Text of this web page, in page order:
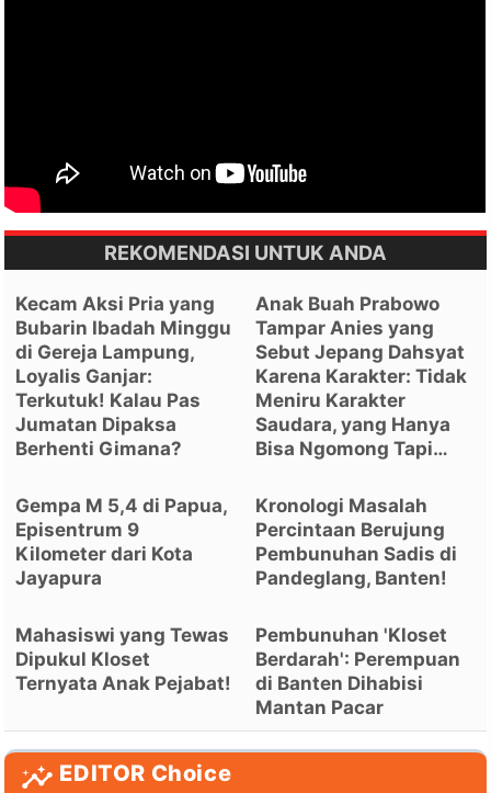
REKOMENDASI UNTUK ANDA
Kecam Aksi Pria yang
Bubarin Ibadah Minggu
di Gereja Lampung,
Loyalis Ganjar:
Terkutuk! Kalau Pas
Jumatan Dipaksa
Berhenti Gimana?
Anak Buah Prabowo
Tampar Anies yang
Sebut Jepang Dahsyat
Karena Karakter: Tidak
Meniru Karakter
Saudara, yang Hanya
Bisa Ngomong Tapi…
Gempa M 5,4 di Papua,
Episentrum 9
Kilometer dari Kota
Jayapura
Kronologi Masalah
Percintaan Berujung
Pembunuhan Sadis di
Pandeglang, Banten!
Mahasiswi yang Tewas
Dipukul Kloset
Ternyata Anak Pejabat!
Pembunuhan 'Kloset
Berdarah': Perempuan
di Banten Dihabisi
Mantan Pacar
EDITOR Choice